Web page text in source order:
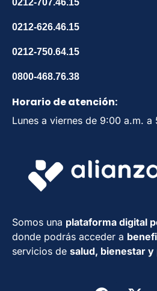
0212-707.46.15
0212-626.46.15
0212-750.64.15
0800-468.76.38
Horario de atención:
Lunes a viernes de 9:00 a.m. a
Somos una plataforma digital
donde podrás acceder a
servicios de salud, bienestar